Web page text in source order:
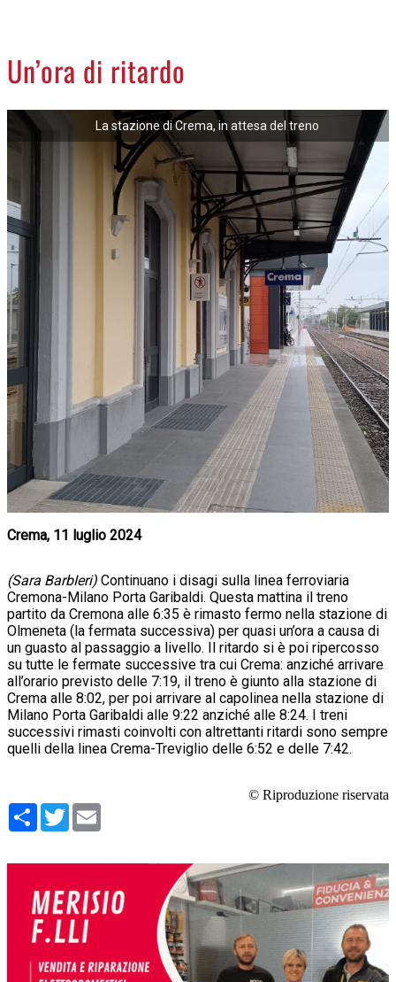
LA PIAZZA
ANIMALI
NECROLOGI
ACCEDI
Un’ora di ritardo
La stazione di Crema, in attesa del treno
Crema, 11 luglio 2024
(Sara BarbIeri) Continuano i disagi sulla linea ferroviaria
Cremona-Milano Porta Garibaldi. Questa mattina il treno
partito da Cremona alle 6:35 è rimasto fermo nella stazione di
Olmeneta (la fermata successiva) per quasi un’ora a causa di
un guasto al passaggio a livello. Il ritardo si è poi ripercosso
su tutte le fermate successive tra cui Crema: anziché arrivare
all’orario previsto delle 7:19, il treno è giunto alla stazione di
Crema alle 8:02, per poi arrivare al capolinea nella stazione di
Milano Porta Garibaldi alle 9:22 anziché alle 8:24. I treni
successivi rimasti coinvolti con altrettanti ritardi sono sempre
quelli della linea Crema-Treviglio delle 6:52 e delle 7:42.
© Riproduzione riservata
Condividi
Twitter